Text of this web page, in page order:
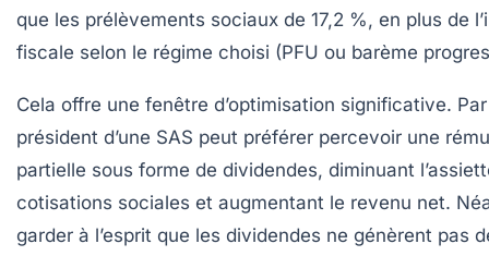
que les prélèvements sociaux de 17,2 %, en plus de
fiscale selon le régime choisi (PFU ou barème
Cela offre une fenêtre d’optimisation significative.
président d’une SAS peut préférer percevoir une
partielle sous forme de dividendes, diminuant
cotisations sociales et augmentant le revenu net.
garder à l’esprit que les dividendes ne génèrent pas